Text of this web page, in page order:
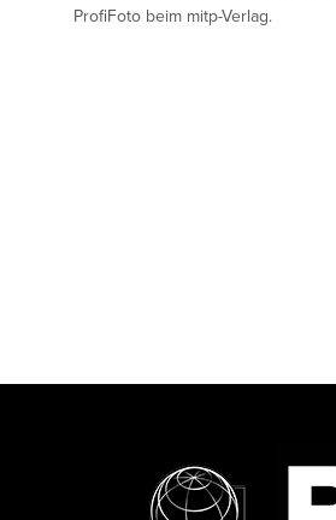
ProfiFoto beim mitp-Verlag.